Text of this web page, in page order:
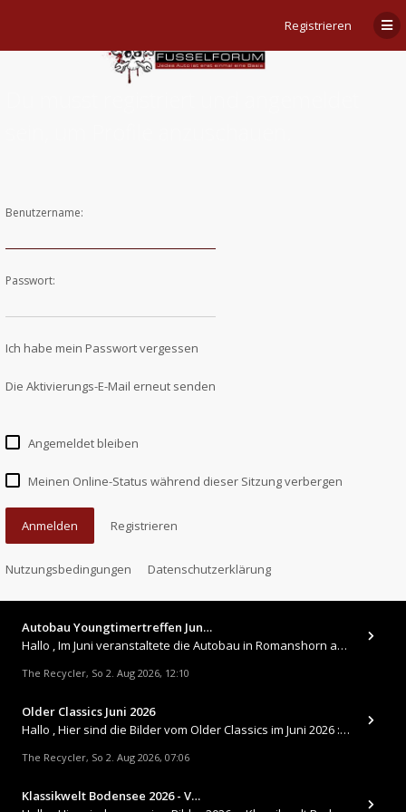
Registrieren
Benutzername:
Passwort:
Ich habe mein Passwort vergessen
Die Aktivierungs-E-Mail erneut senden
Angemeldet bleiben
Meinen Online-Status während dieser Sitzung verbergen
Anmelden Registrieren
Nutzungsbedingungen Datenschutzerklärung
Autobau Youngtimertreffen Jun…
Hallo , Im Juni veranstaltete die Autobau in Romanshorn auf ihrem Gelände ein kleines Youngtimertreffen : https://up.
The Recycler, So 2. Aug 2026, 12:10
Older Classics Juni 2026
​Hallo , Hier sind die Bilder vom Older Classics im Juni 2026 : https://up.picr.de/51155940wd.jpg https://up.pic
The Recycler, So 2. Aug 2026, 07:06
Klassikwelt Bodensee 2026 - V…